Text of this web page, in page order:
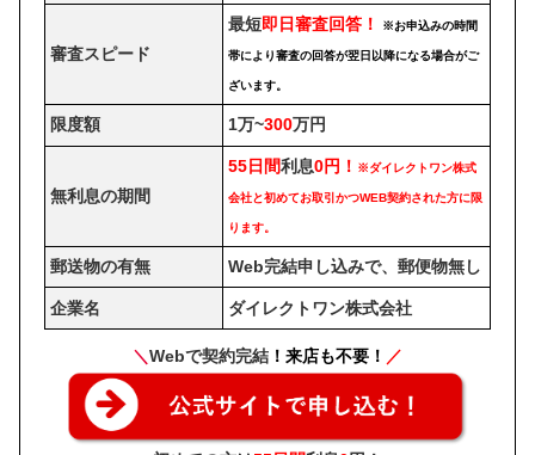
審査スピード
最短即日審査回答！ ※お申込みの時間
帯により審査の回答が翌日以降になる場合がご
ざいます。
限度額 1万~300万円
無利息の期間
55日間利息0円！ ※ダイレクトワン株式
会社と初めてお取引かつWEB契約された方に限
ります。
郵送物の有無 Web完結申し込みで、郵便物無し
企業名 ダイレクトワン株式会社
＼Webで契約完結 ！来店も不要！ ／